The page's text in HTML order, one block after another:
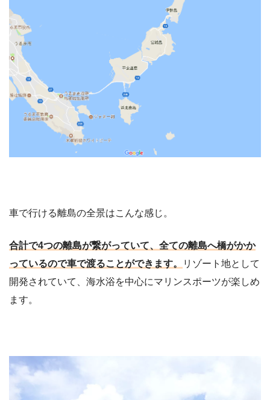
車で行ける離島の全景はこんな感じ。
合計で4つの離島が繋がっていて、全ての離島へ橋がかか
っているので車で渡ることができます。
リゾート地として
開発されていて、海水浴を中心にマリンスポーツが楽しめ
ます。